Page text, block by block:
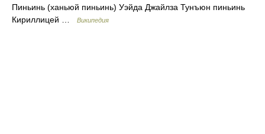
Пиньинь (ханьюй пиньинь) Уэйда Джайлза Тунъюн пиньинь
Кириллицей …
Википедия